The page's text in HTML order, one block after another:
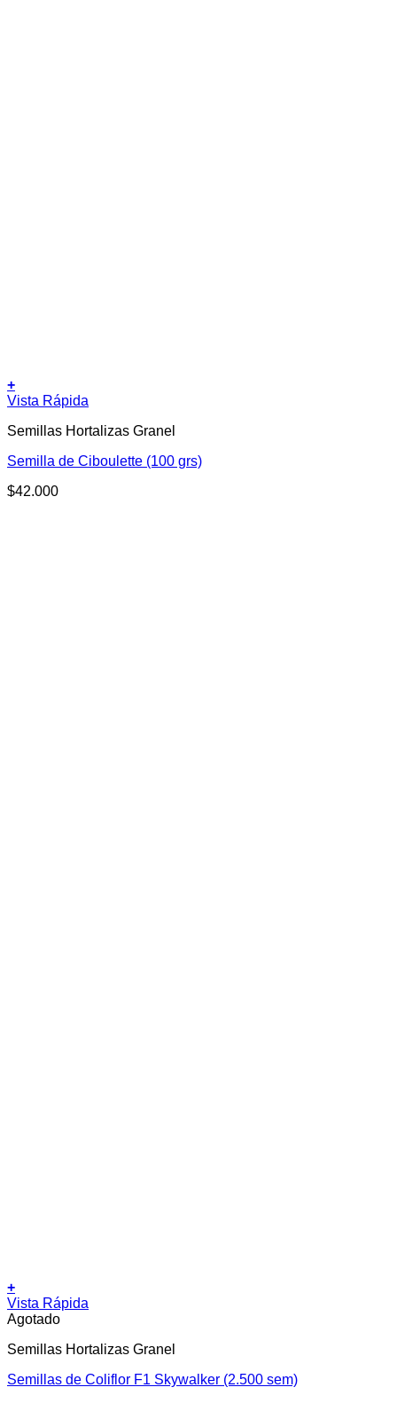
+
Vista Rápida
Semillas Hortalizas Granel
Semilla de Ciboulette (100 grs)
$42.000
+
Vista Rápida
Agotado
Semillas Hortalizas Granel
Semillas de Coliflor F1 Skywalker (2.500 sem)